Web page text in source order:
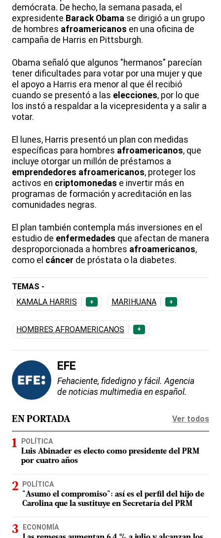
demócrata. De hecho, la semana pasada, el
expresidente Barack Obama se dirigió a un grupo
de hombres afroamericanos en una oficina de
campaña de Harris en Pittsburgh.
Obama señaló que algunos "hermanos" parecían
tener dificultades para votar por una mujer y que
el apoyo a Harris era menor al que él recibió
cuando se presentó a las elecciones, por lo que
los instó a respaldar a la vicepresidenta y a salir a
votar.
El lunes, Harris presentó un plan con medidas
específicas para hombres afroamericanos, que
incluye otorgar un millón de préstamos a
emprendedores afroamericanos, proteger los
activos en criptomonedas e invertir más en
programas de formación y acreditación en las
comunidades negras.
El plan también contempla más inversiones en el
estudio de enfermedades que afectan de manera
desproporcionada a hombres afroamericanos,
como el cáncer de próstata o la diabetes.
TEMAS -
KAMALA HARRIS
+ MARIHUANA +
HOMBRES AFROAMERICANOS +
EFE
Fehaciente, fidedigno y fácil. Agencia
de noticias multimedia en español.
EN PORTADA Ver todos
POLÍTICA
Luis Abinader es electo como presidente del PRM
por cuatro años
POLÍTICA
"Asumo el compromiso": así es el perfil del hijo de
Carolina que la sustituye en Secretaría del PRM
ECONOMÍA